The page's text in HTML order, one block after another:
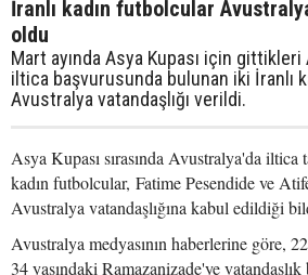
İranlı kadın futbolcular
oldu
Mart ayında Asya Kupası için
iltica başvurusunda bulunan iki İranlı
Avustralya vatandaşlığı verildi.
Asya Kupası sırasında Avustralya'da iltica
kadın futbolcular, Fatime Pesendide ve
Avustralya vatandaşlığına kabul edildiği
Avustralya medyasının haberlerine göre,
34 yaşındaki Ramazanizade'ye